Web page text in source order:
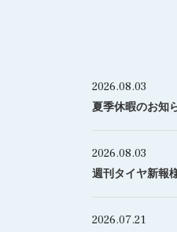
2026.08.03
夏季休暇のお知
2026.08.03
週刊タイヤ新報
2026.07.21